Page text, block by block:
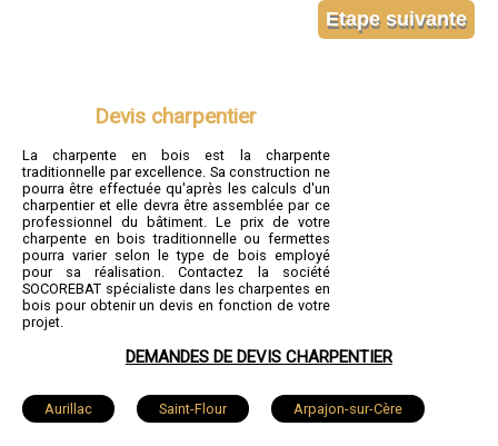
Devis charpentier
La charpente en bois est la charpente
traditionnelle par excellence. Sa construction ne
pourra être effectuée qu'après les calculs d'un
charpentier et elle devra être assemblée par ce
professionnel du bâtiment. Le prix de votre
charpente en bois traditionnelle ou fermettes
pourra varier selon le type de bois employé
pour sa réalisation. Contactez la société
SOCOREBAT spécialiste dans les charpentes en
bois pour obtenir un devis en fonction de votre
projet.
DEMANDES DE DEVIS CHARPENTIER
Aurillac Saint-Flour Arpajon-sur-Cère